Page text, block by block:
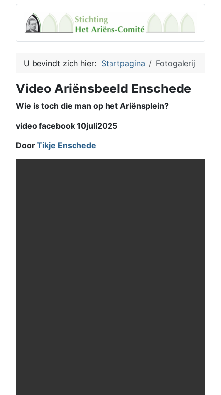
U bevindt zich hier: Startpagina Fotogalerij
Video Ariënsbeeld Enschede
Wie is toch die man op het Ariënsplein?
video facebook 10juli2025
Door Tikje Enschede